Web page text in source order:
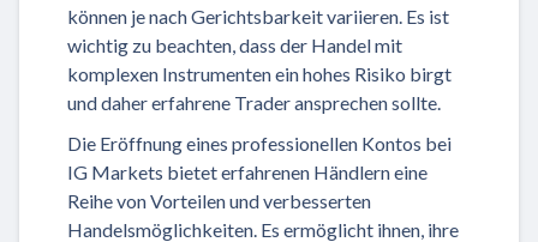
können je nach Gerichtsbarkeit variieren. Es ist
wichtig zu beachten, dass der Handel mit
komplexen Instrumenten ein hohes Risiko birgt
und daher erfahrene Trader ansprechen sollte.
Die Eröffnung eines professionellen Kontos bei
IG Markets bietet erfahrenen Händlern eine
Reihe von Vorteilen und verbesserten
Handelsmöglichkeiten. Es ermöglicht ihnen, ihre